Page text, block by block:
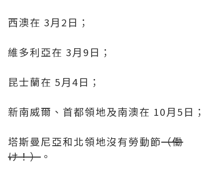
西澳在 3月2日；
維多利亞在 3月9日；
昆士蘭在 5月4日；
新南威爾、首都領地及南澳在 10月5日；
塔斯曼尼亞和北領地沒有勞動節（働
け！） 。